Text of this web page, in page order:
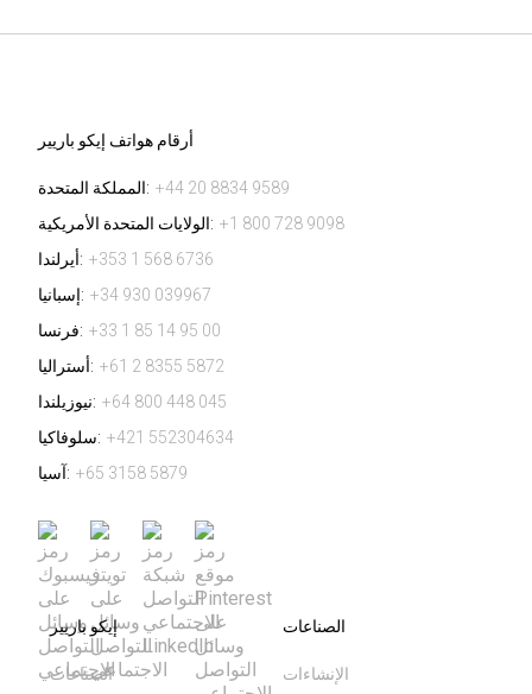
أرقام هواتف إيكو باريير
المملكة المتحدة: +44 20 8834 9589
الولايات المتحدة الأمريكية: +1 800 728 9098
أيرلندا: +353 1 568 6736
إسبانيا: +34 930 039967
فرنسا: +33 1 85 14 95 00
أستراليا: +61 2 8355 5872
نيوزيلندا: +64 800 448 045
سلوفاكيا: +421 552304634
آسيا: +65 3158 5879
إيكو باريير
الصناعات
الصناعات
الإنشاءات